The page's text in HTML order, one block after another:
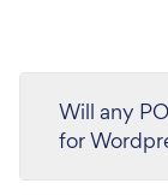
Will any
for